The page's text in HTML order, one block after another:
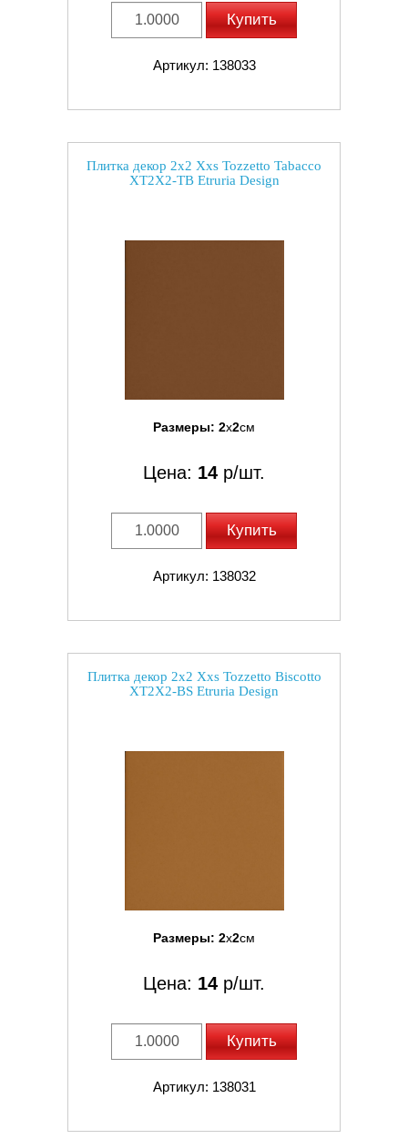
Купить
Артикул: 138033
Плитка декор 2x2 Xxs Tozzetto Tabacco
XT2X2-TB Etruria Design
Размеры: 2x2см
Цена: 14 р/шт.
Купить
Артикул: 138032
Плитка декор 2x2 Xxs Tozzetto Biscotto
XT2X2-BS Etruria Design
Размеры: 2x2см
Цена: 14 р/шт.
Купить
Артикул: 138031